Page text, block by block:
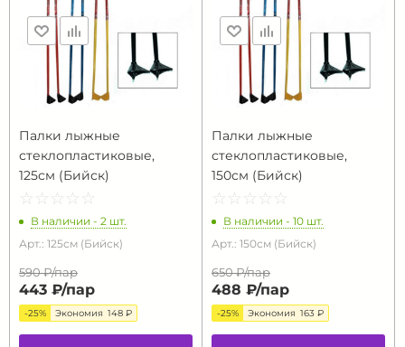
Палки лыжные
стеклопластиковые,
125см (Бийск)
☆ ☆ ☆ ☆ ☆
★ ★ ★ ★ ★
В наличии - 2 шт.
Арт.: 125см (Бийск)
590 ₽/пар
443 ₽/пар
-25% Экономия 148 ₽
Палки лыжные
стеклопластиковые,
150см (Бийск)
☆ ☆ ☆ ☆ ☆
★ ★ ★ ★ ★
В наличии - 10 шт.
Арт.: 150см (Бийск)
650 ₽/пар
488 ₽/пар
-25% Экономия 163 ₽